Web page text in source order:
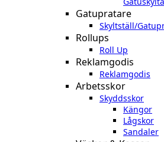
Gatupratare
Skyltställ/
Rollups
Roll Up
Reklamgodis
Reklamgodis
Arbetsskor
Skyddsskor
Kängor
Lågskor
Sandaler